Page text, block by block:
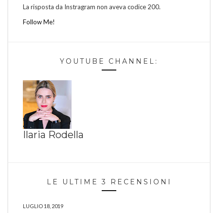
La risposta da Instragram non aveva codice 200.
Follow Me!
YOUTUBE CHANNEL:
Ilaria Rodella
LE ULTIME 3 RECENSIONI
LUGLIO 18, 2019